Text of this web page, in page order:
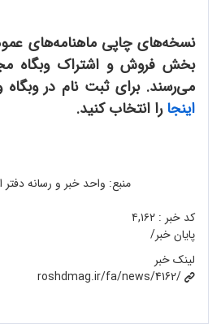
نسخه‌های چاپی ماهنامه‌های
بخش فروش و اشتراک وبگاه
می‌رسند. برای ثبت نام در
اینجارا انتخاب کنید.
منبع: واحد خبر و رسانه
کد خبر : ۴,۱۶۲
پایان خبر/
لینک خبر
roshdmag.ir/fa/news/4162/